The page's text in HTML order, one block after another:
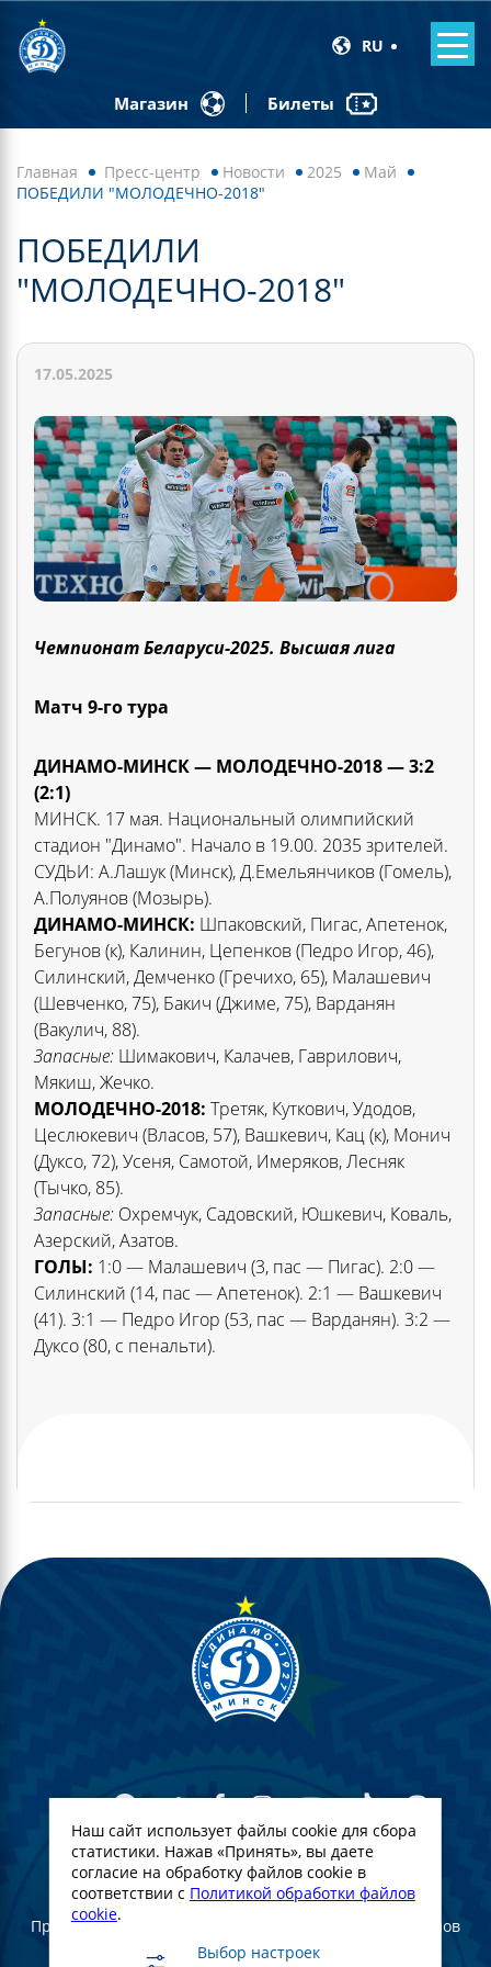
RU
Магазин Билеты
Главная Пресс-центр Новости 2025
Май
ПОБЕДИЛИ "МОЛОДЕЧНО-2018"
ПОБЕДИЛИ
"МОЛОДЕЧНО-2018"
17.05.2025
Чемпионат Беларуси-2025. Высшая лига
Матч 9-го тура
ДИНАМО-МИНСК — МОЛОДЕЧНО-2018 — 3:2
(2:1)
МИНСК. 17 мая. Национальный олимпийский
стадион "Динамо". Начало в 19.00. 2035 зрителей.
СУДЬИ: А.Лашук (Минск), Д.Емельянчиков (Гомель),
А.Полуянов (Мозырь).
ДИНАМО-МИНСК: Шпаковский, Пигас, Апетенок,
Бегунов (к), Калинин, Цепенков (Педро Игор, 46),
Силинский, Демченко (Гречихо, 65), Малашевич
(Шевченко, 75), Бакич (Джиме, 75), Варданян
(Вакулич, 88).
Запасные: Шимакович, Калачев, Гаврилович,
Мякиш, Жечко.
МОЛОДЕЧНО-2018: Третяк, Куткович, Удодов,
Цеслюкевич (Власов, 57), Вашкевич, Кац (к), Монич
(Дуксо, 72), Усеня, Самотой, Имеряков, Лесняк
(Тычко, 85).
Запасные: Охремчук, Садовский, Юшкевич, Коваль,
Азерский, Азатов.
ГОЛЫ: 1:0 — Малашевич (3, пас — Пигас). 2:0 —
Силинский (14, пас — Апетенок). 2:1 — Вашкевич
(41). 3:1 — Педро Игор (53, пас — Варданян). 3:2 —
Дуксо (80, с пенальти).
© Футбольный Клуб Динамо-Минск. 2022
При полном или частичном использовании материалов
ссылка на официальный сайт ФК Динамо Минск
обязательна
Наш сайт использует файлы cookie для сбора
статистики. Нажав «Принять», вы даете
согласие на обработку файлов cookie в
соответствии с Политикой обработки файлов
cookie.
Выбор настроек